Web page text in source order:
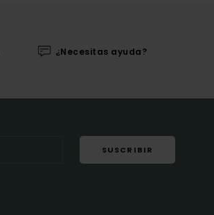
¿Necesitas ayuda?
SUSCRIBIR